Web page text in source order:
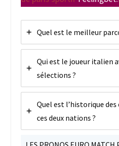
Quel est le meilleur
Qui est le joueur italien
sélections ?
Quel est l’historique
ces deux nations ?